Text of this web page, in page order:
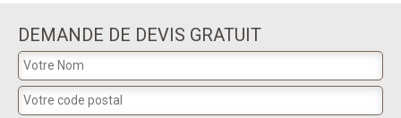
DEMANDE DE DEVIS GRATUIT